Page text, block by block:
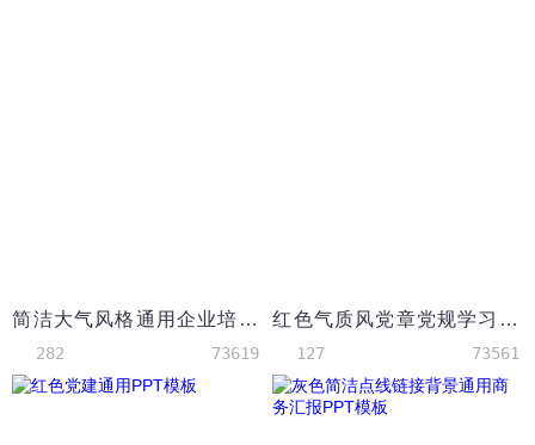
简洁大气风格通用企业培训PPT模板
282 73619
红色气质风党章党规学习ppt模板
127 73561